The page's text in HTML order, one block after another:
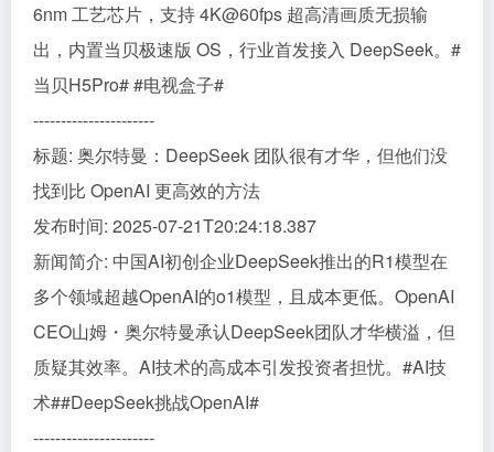
6nm 工艺芯片，支持 4K@60fps 超高清画质无损输
出，内置当贝极速版 OS，行业首发接入 DeepSeek。#
当贝H5Pro# #电视盒子#
----------------------
标题: 奥尔特曼：DeepSeek 团队很有才华，但他们没
找到比 OpenAI 更高效的方法
发布时间: 2025-07-21T20:24:18.387
新闻简介: 中国AI初创企业DeepSeek推出的R1模型在
多个领域超越OpenAI的o1模型，且成本更低。OpenAI
CEO山姆・奥尔特曼承认DeepSeek团队才华横溢，但
质疑其效率。AI技术的高成本引发投资者担忧。#AI技
术##DeepSeek挑战OpenAI#
----------------------